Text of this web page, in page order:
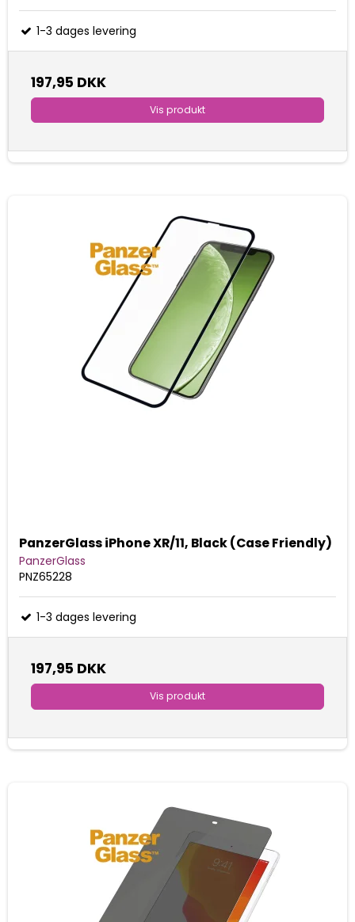
1-3 dages levering
197,95 DKK
Vis produkt
PanzerGlass iPhone XR/11, Black (Case Friendly)
PanzerGlass
PNZ65228
1-3 dages levering
197,95 DKK
Vis produkt